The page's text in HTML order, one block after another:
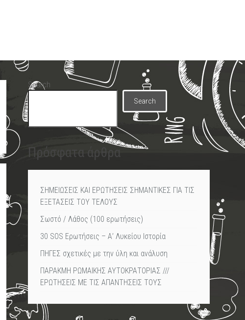
Search
Search
Πρόσφατα άρθρα
ΣΗΜΕΙΩΣΕΙΣ ΚΑΙ ΕΡΩΤΗΣΕΙΣ ΣΗΜΑΝΤΙΚΕΣ ΓΙΑ ΤΙΣ
ΕΞΕΤΑΣΕΙΣ ΤΟΥ ΤΕΛΟΥΣ
Σωστό / Λάθος (100 ερωτήσεις)
30 SOS Ερωτήσεις – Α’ Λυκείου Ιστορία
ΠΗΓΕΣ σχετικές με την ύλη και ανάλυση
ΠΑΡΑΚΜΗ ΡΩΜΑΙΚΗΣ ΑΥΤΟΚΡΑΤΟΡΙΑΣ ///
ΕΡΩΤΗΣΕΙΣ ΜΕ ΤΙΣ ΑΠΑΝΤΗΣΕΙΣ ΤΟΥΣ